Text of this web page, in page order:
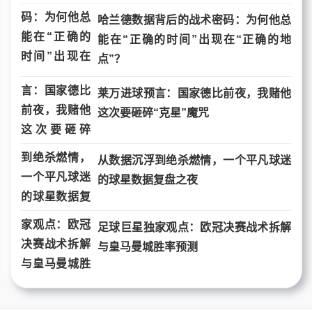
哈兰德数据背后的战术密码：为何他总
能在“正确的时间”出现在“正确的地
点”？
莱万进球预言：国家德比前夜，我赌他
这次要砸碎“克星”魔咒
从数据沉浮到绝杀燃情，一个平凡球迷
的球星数据复盘之夜
足球巨星独家观点：欧冠决赛战术拆解
与皇马曼城胜率预测